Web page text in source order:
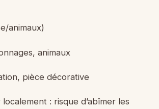
animaux)
animaux
pièce décorative
: risque d’abîmer les